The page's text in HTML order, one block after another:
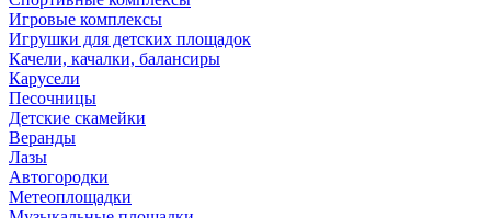
Игровые комплексы
Игрушки для детских площадок
Качели, качалки, балансиры
Карусели
Песочницы
Детские скамейки
Веранды
Лазы
Автогородки
Метеоплощадки